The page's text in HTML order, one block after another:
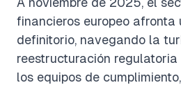
financieros europeo afronta
definitorio, navegando la
reestructuración
los equipos de